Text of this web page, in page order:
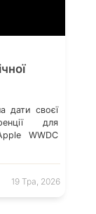
дати своєї
для
WWDC
19 Тра, 2026